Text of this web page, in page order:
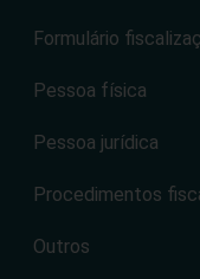
Formulário
Pessoa física
Pessoa jurídica
Procedimentos
Outros